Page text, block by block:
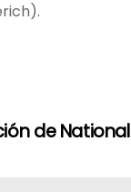
de National